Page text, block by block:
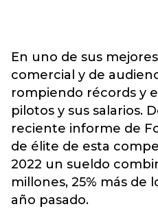
En uno de sus
comercial y de
rompiendo récords y
pilotos y sus salarios.
reciente informe de
de élite de esta
2022 un sueldo
millones, 25% más de
año pasado.